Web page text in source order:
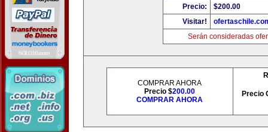
Precio:
$200.00
Visitar!
Serán consideradas
COMPRAR AHORA
Precio $200.00
COMPRAR AHORA
Precio